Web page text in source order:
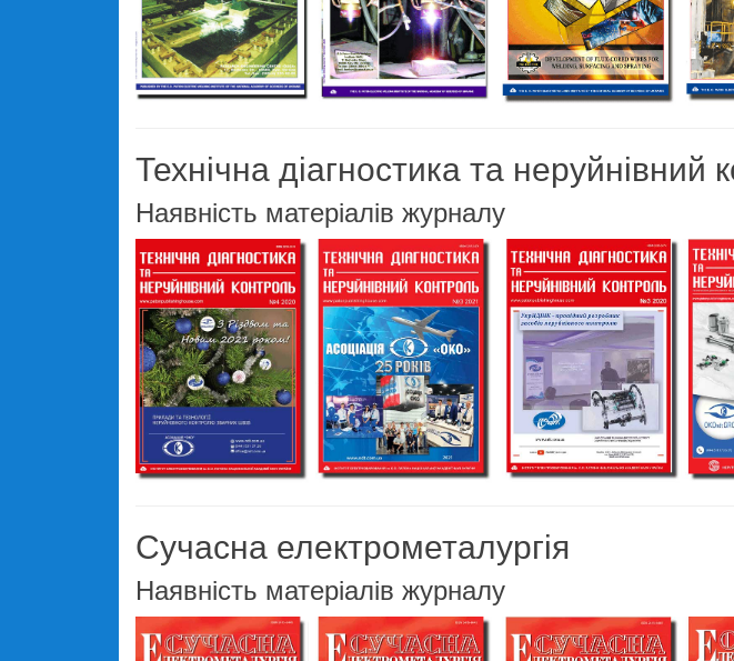
Технічна діагностика та неруйнівний
Наявність матеріалів журналу
Сучасна електрометалургія
Наявність матеріалів журналу